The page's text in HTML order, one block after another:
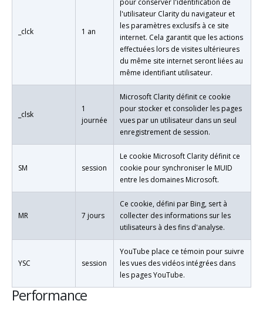
_clck 1 an
pour conserver l'identification de
l'utilisateur Clarity du navigateur et
les paramètres exclusifs à ce site
internet. Cela garantit que les actions
effectuées lors de visites ultérieures
du même site internet seront liées au
même identifiant utilisateur.
_clsk
1
journée
Microsoft Clarity définit ce cookie
pour stocker et consolider les pages
vues par un utilisateur dans un seul
enregistrement de session.
SM session
Le cookie Microsoft Clarity définit ce
cookie pour synchroniser le MUID
entre les domaines Microsoft.
MR 7 jours
Ce cookie, défini par Bing, sert à
collecter des informations sur les
utilisateurs à des fins d'analyse.
YSC session
YouTube place ce témoin pour suivre
les vues des vidéos intégrées dans
les pages YouTube.
Performance